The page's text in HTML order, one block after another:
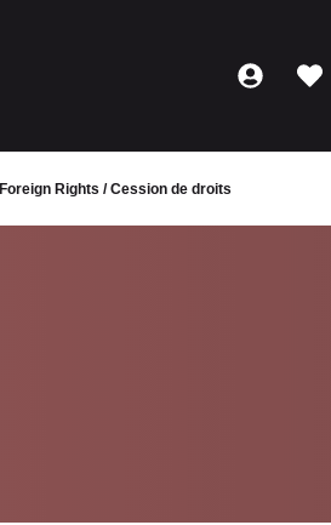
Foreign Rights / Cession de droits